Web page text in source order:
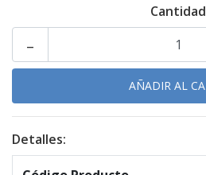
Cantidad
-
Detalles: